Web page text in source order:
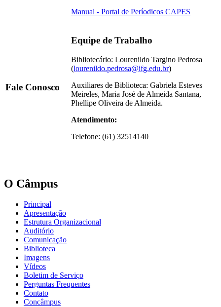
Manual - Portal de Períodicos CAPES
Fale Conosco
Equipe de Trabalho
Bibliotecário: Lourenildo Targino Pedrosa
(lourenildo.pedrosa@ifg.edu.br)
Auxiliares de Biblioteca: Gabriela Esteves
Meireles, Maria José de Almeida Santana,
Phellipe Oliveira de Almeida.
Atendimento:
Telefone: (61) 32514140
O Câmpus
Principal
Apresentação
Estrutura Organizacional
Auditório
Comunicação
Biblioteca
Imagens
Vídeos
Boletim de Serviço
Perguntas Frequentes
Contato
Concâmpus